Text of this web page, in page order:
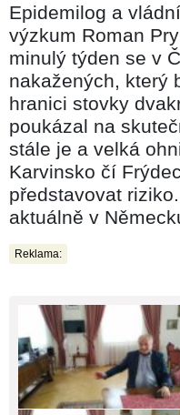
Epidemilog a
výzkum Roman
minulý týden se v
nakažených, který
hranici stovky
poukázal na
stále je a velká
Karvinsko čí
představovat
aktuálně v
Reklama: